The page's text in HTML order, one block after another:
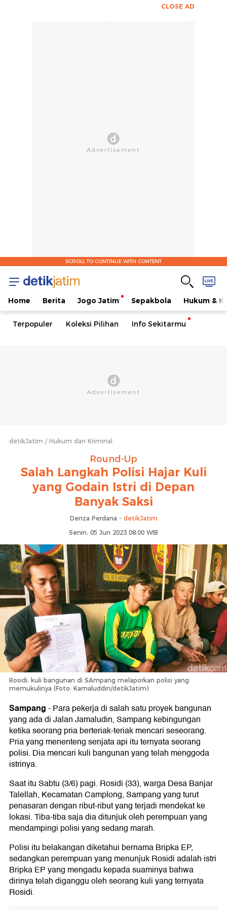
CLOSE AD
SCROLL TO CONTINUE WITH CONTENT
Home Berita Jogo Jatim Sepakbola Hukum &
Terpopuler Koleksi Pilihan Info Sekitarmu
detikJatim Hukum dan Kriminal
Round-Up
Salah Langkah Polisi Hajar Kuli
yang Godain Istri di Depan
Banyak Saksi
Denza Perdana - detikJatim
Senin, 05 Jun 2023 08:00 WIB
Rosidi, kuli bangunan di SAmpang melaporkan polisi yang
memukulinya (Foto: Kamaluddin/detikJatim)
Sampang-Para pekerja di salah satu proyek bangunan
yang ada di Jalan Jamaludin, Sampang kebingungan
ketika seorang pria berteriak-teriak mencari seseorang.
Pria yang menenteng senjata api itu ternyata seorang
polisi. Dia mencari kuli bangunan yang telah menggoda
istrinya.
Saat itu Sabtu (3/6) pagi. Rosidi (33), warga Desa Banjar
Talellah, Kecamatan Camplong, Sampang yang turut
penasaran dengan ribut-ribut yang terjadi mendekat ke
lokasi. Tiba-tiba saja dia ditunjuk oleh perempuan yang
mendampingi polisi yang sedang marah.
Polisi itu belakangan diketahui bernama Bripka EP,
sedangkan perempuan yang menunjuk Rosidi adalah istri
Bripka EP yang mengadu kepada suaminya bahwa
dirinya telah diganggu oleh seorang kuli yang ternyata
Rosidi.